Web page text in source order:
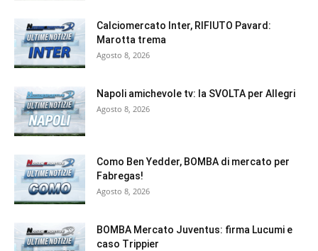
Calciomercato Inter, RIFIUTO Pavard:
Marotta trema
Agosto 8, 2026
Napoli amichevole tv: la SVOLTA per Allegri
Agosto 8, 2026
Como Ben Yedder, BOMBA di mercato per
Fabregas!
Agosto 8, 2026
BOMBA Mercato Juventus: firma Lucumi e
caso Trippier